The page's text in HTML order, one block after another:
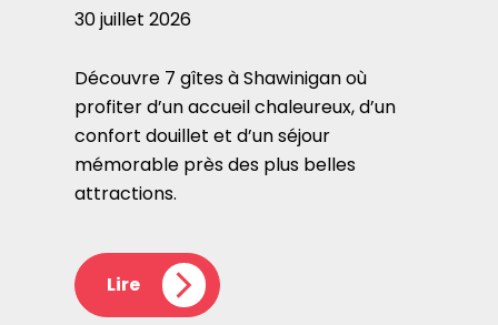
30 juillet 2026
Découvre 7 gîtes à Shawinigan où
profiter d’un accueil chaleureux, d’un
confort douillet et d’un séjour
mémorable près des plus belles
attractions.
Lire